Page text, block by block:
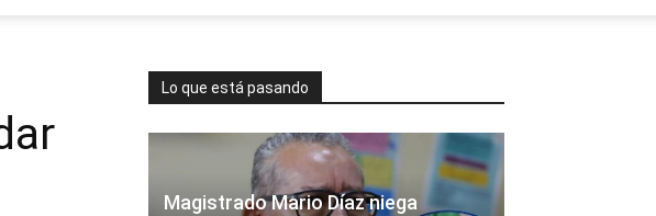
Lo que está pasando
Magistrado Mario Díaz niega